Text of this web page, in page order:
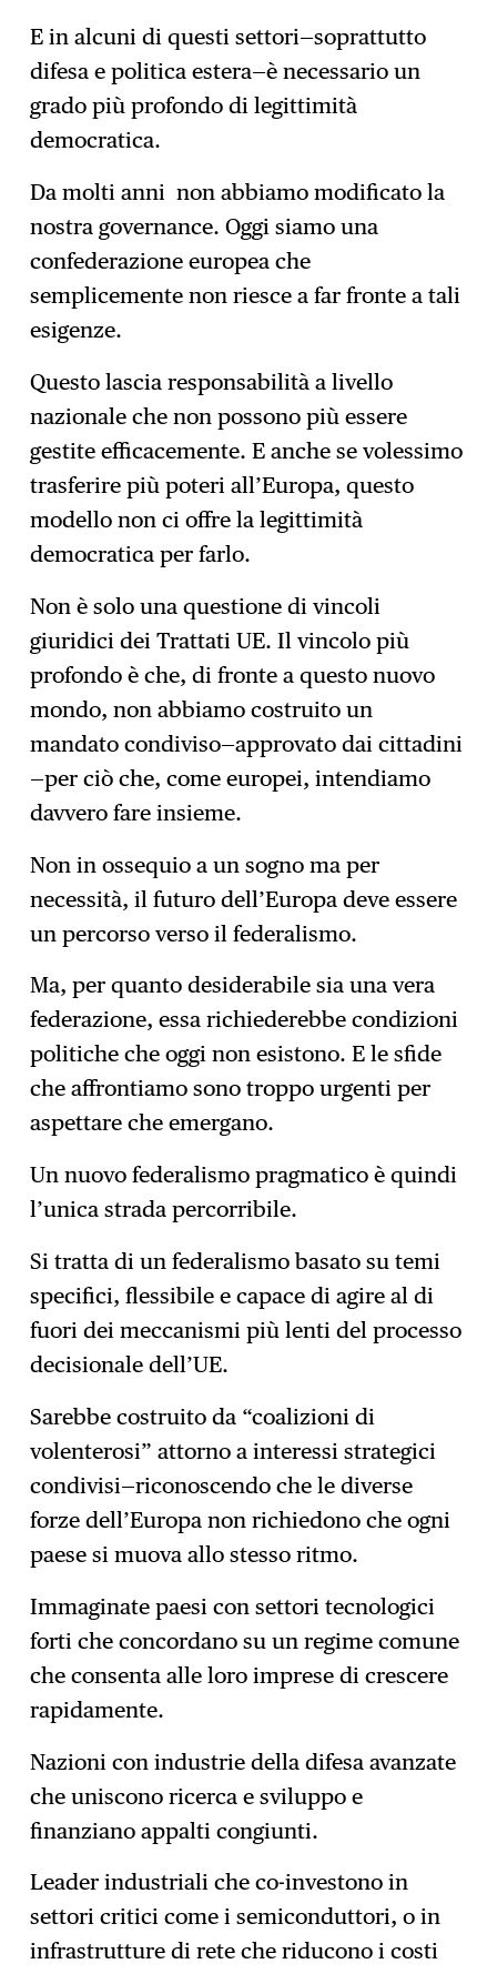
E in alcuni di questi settori—soprattutto
difesa e politica estera—è necessario un
grado più profondo di legittimità
democratica.
Da molti anni non abbiamo modificato la
nostra governance. Oggi siamo una
confederazione europea che
semplicemente non riesce a far fronte a tali
esigenze.
Questo lascia responsabilità a livello
nazionale che non possono più essere
gestite efficacemente. E anche se volessimo
trasferire più poteri all’Europa, questo
modello non ci offre la legittimità
democratica per farlo.
Non è solo una questione di vincoli
giuridici dei Trattati UE. Il vincolo più
profondo è che, di fronte a questo nuovo
mondo, non abbiamo costruito un
mandato condiviso—approvato dai cittadini
—per ciò che, come europei, intendiamo
davvero fare insieme.
Non in ossequio a un sogno ma per
necessità, il futuro dell’Europa deve essere
un percorso verso il federalismo.
Ma, per quanto desiderabile sia una vera
federazione, essa richiederebbe condizioni
politiche che oggi non esistono. E le sfide
che affrontiamo sono troppo urgenti per
aspettare che emergano.
Un nuovo federalismo pragmatico è quindi
l’unica strada percorribile.
Si tratta di un federalismo basato su temi
specifici, flessibile e capace di agire al di
fuori dei meccanismi più lenti del processo
decisionale dell’UE.
Sarebbe costruito da “coalizioni di
volenterosi” attorno a interessi strategici
condivisi—riconoscendo che le diverse
forze dell’Europa non richiedono che ogni
paese si muova allo stesso ritmo.
Immaginate paesi con settori tecnologici
forti che concordano su un regime comune
che consenta alle loro imprese di crescere
rapidamente.
Nazioni con industrie della difesa avanzate
che uniscono ricerca e sviluppo e
finanziano appalti congiunti.
Leader industriali che co-investono in
settori critici come i semiconduttori, o in
infrastrutture di rete che riducono i costi